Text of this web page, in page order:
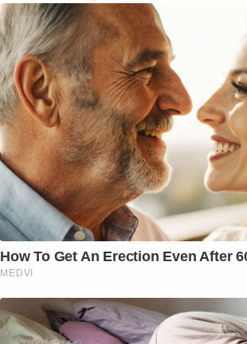
How To Get An Erection Even After
MEDVI